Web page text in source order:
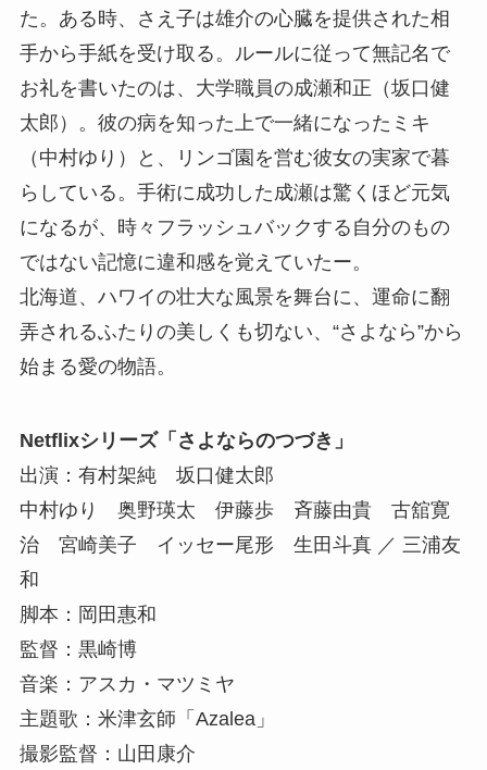
た。ある時、さえ子は雄介の心臓を提供された相
手から手紙を受け取る。ルールに従って無記名で
お礼を書いたのは、大学職員の成瀬和正（坂口健
太郎）。彼の病を知った上で一緒になったミキ
（中村ゆり）と、リンゴ園を営む彼女の実家で暮
らしている。手術に成功した成瀬は驚くほど元気
になるが、時々フラッシュバックする自分のもの
ではない記憶に違和感を覚えていたー。
北海道、ハワイの壮大な風景を舞台に、運命に翻
弄されるふたりの美しくも切ない、“さよなら”から
始まる愛の物語。
Netflixシリーズ「さよならのつづき」
出演：有村架純 坂口健太郎
中村ゆり 奥野瑛太 伊藤歩 斉藤由貴 古舘寛
治 宮崎美子 イッセー尾形 生田斗真 ／ 三浦友
和
脚本：岡田惠和
監督：黒崎博
音楽：アスカ・マツミヤ
主題歌：米津玄師「Azalea」
撮影監督：山田康介